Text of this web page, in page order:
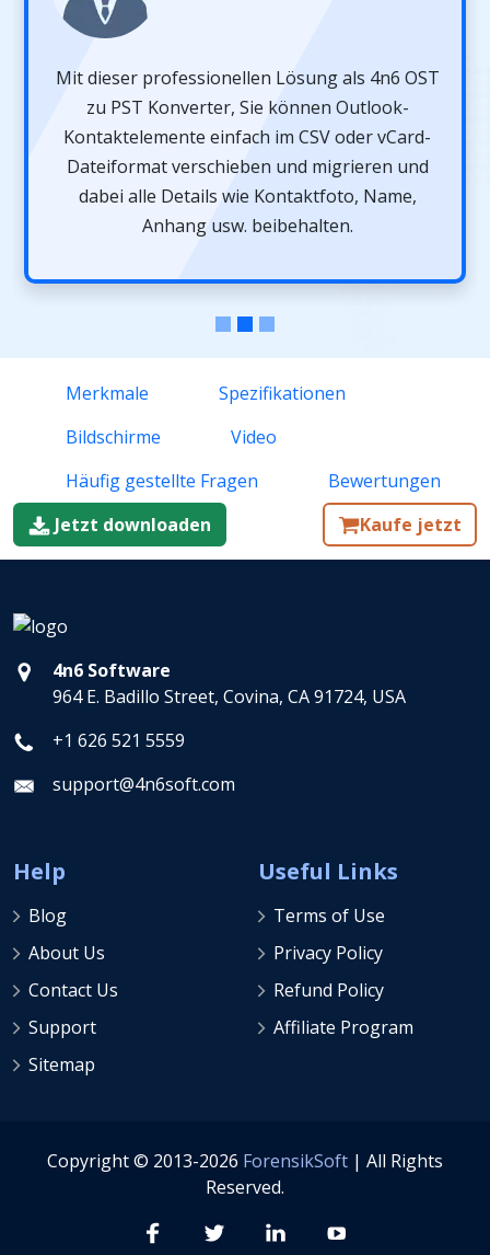
Mit dieser professionellen Lösung als 4n6 OST
zu PST Konverter, Sie können Outlook-
Kontaktelemente einfach im CSV oder vCard-
Dateiformat verschieben und migrieren und
dabei alle Details wie Kontaktfoto, Name,
Anhang usw. beibehalten.
Merkmale
Spezifikationen
Bildschirme
Video
Häufig gestellte Fragen
Bewertungen
Jetzt downloaden
Kaufe jetzt
4n6 Software
964 E. Badillo Street, Covina, CA 91724, USA
+1 626 521 5559
support@4n6soft.com
Help
Blog
About Us
Contact Us
Support
Sitemap
Useful Links
Terms of Use
Privacy Policy
Refund Policy
Affiliate Program
Copyright © 2013-2026 ForensikSoft | All Rights
Reserved.